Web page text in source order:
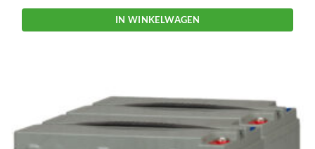
IN WINKELWAGEN